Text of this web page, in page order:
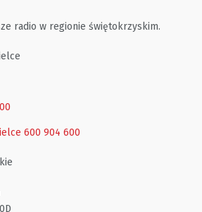
radio w regionie świętokrzyskim.
600 904 600